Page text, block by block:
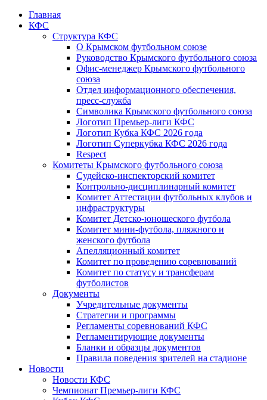
Главная
КФС
Структура КФС
О Крымском футбольном союзе
Руководство Крымского футбольного союза
Офис-менеджер Крымского футбольного
союза
Отдел информационного обеспечения,
пресс-служба
Символика Крымского футбольного союза
Логотип Премьер-лиги КФС
Логотип Кубка КФС 2026 года
Логотип Суперкубка КФС 2026 года
Respect
Комитеты Крымского футбольного союза
Судейско-инспекторский комитет
Контрольно-дисциплинарный комитет
Комитет Аттестации футбольных клубов и
инфраструктуры
Комитет Детско-юношеского футбола
Комитет мини-футбола, пляжного и
женского футбола
Апелляционный комитет
Комитет по проведению соревнований
Комитет по статусу и трансферам
футболистов
Документы
Учредительные документы
Стратегии и программы
Регламенты соревнований КФС
Регламентирующие документы
Бланки и образцы документов
Правила поведения зрителей на стадионе
Новости
Новости КФС
Чемпионат Премьер-лиги КФС